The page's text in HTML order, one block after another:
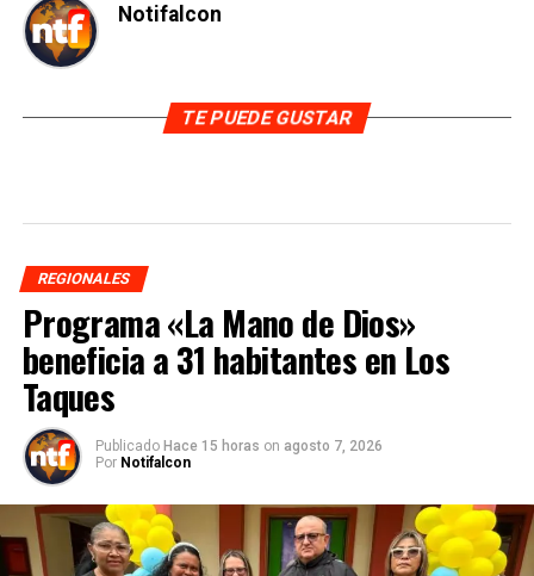
Notifalcon
TE PUEDE GUSTAR
REGIONALES
Programa «La Mano de Dios»
beneficia a 31 habitantes en Los
Taques
Publicado Hace 15 horas on agosto 7, 2026
Por Notifalcon